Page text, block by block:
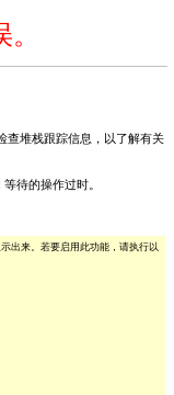
查堆栈跟踪信息，以了解有关
待的操作过时。
出来。若要启用此功能，请执行以